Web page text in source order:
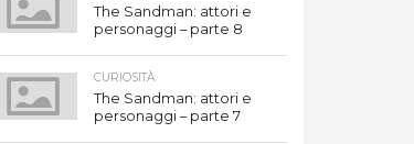
The Sandman: attori e
personaggi – parte 8
CURIOSITÀ
The Sandman: attori e
personaggi – parte 7